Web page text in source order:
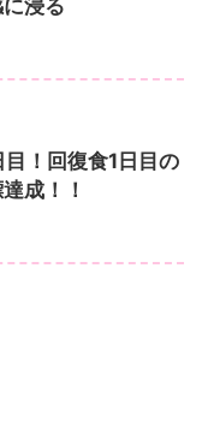
浸る
！回復食1日目の
成！！